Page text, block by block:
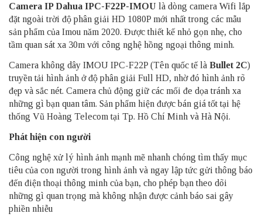
Camera IP Dahua IPC-F22P-IMOU là dòng camera Wifi lắp
đặt ngoài trời độ phân giải HD 1080P mới nhất trong các mẫu
sản phẩm của Imou năm 2020. Được thiết kế nhỏ gọn nhẹ, cho
tầm quan sát xa 30m với công nghệ hồng ngoại thông minh.
Camera không dây IMOU IPC-F22P (Tên quốc tế là Bullet 2C)
truyền tải hình ảnh ở độ phân giải Full HD, nhờ đó hình ảnh rõ
đẹp và sắc nét. Camera chủ động giữ các mối đe dọa tránh xa
những gì bạn quan tâm. Sản phẩm hiện được bán giá tốt tại hệ
thống Vũ Hoàng Telecom tại Tp. Hồ Chí Minh và Hà Nội.
Phát hiện con người
Công nghệ xử lý hình ảnh mạnh mẽ nhanh chóng tìm thấy mục
tiêu của con người trong hình ảnh và ngay lập tức gửi thông báo
đến điện thoại thông minh của bạn, cho phép bạn theo dõi
những gì quan trọng mà không nhận được cảnh báo sai gây
phiền nhiễu